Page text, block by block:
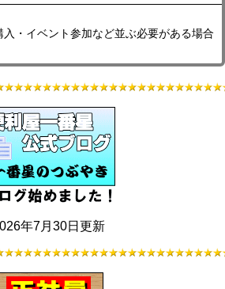
・イベント参加など並ぶ必要がある場合
年7月30日更新